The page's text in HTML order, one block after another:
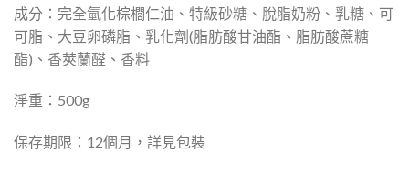
成分：完全氫化棕櫚仁油、特級砂糖、脫脂奶粉、乳糖、可
可脂、大豆卵磷脂、乳化劑(脂肪酸甘油酯、脂肪酸蔗糖
酯)、香莢蘭醛、香料
淨重：500g
保存期限：12個月，詳見包裝